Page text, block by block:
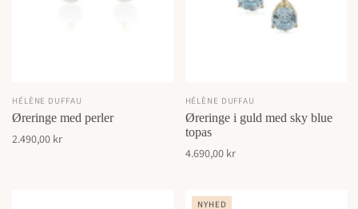
HÉLÈNE DUFFAU
Øreringe med perler
2.490,00 kr
HÉLÈNE DUFFAU
Øreringe i guld med sky blue
topas
4.690,00 kr
NYHED